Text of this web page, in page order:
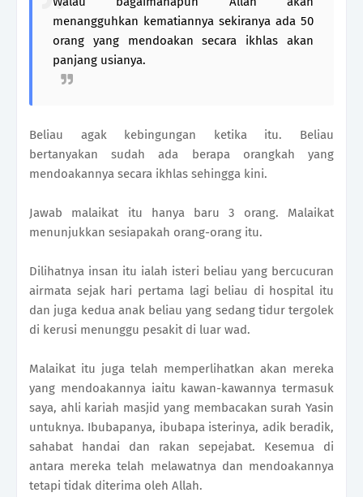
menangguhkan kematiannya sekiranya ada 50
orang yang mendoakan secara ikhlas akan
panjang usianya.
Beliau agak kebingungan ketika itu. Beliau
bertanyakan sudah ada berapa orangkah yang
mendoakannya secara ikhlas sehingga kini.
Jawab malaikat itu hanya baru 3 orang. Malaikat
menunjukkan sesiapakah orang-orang itu.
Dilihatnya insan itu ialah isteri beliau yang bercucuran
airmata sejak hari pertama lagi beliau di hospital itu
dan juga kedua anak beliau yang sedang tidur tergolek
di kerusi menunggu pesakit di luar wad.
Malaikat itu juga telah memperlihatkan akan mereka
yang mendoakannya iaitu kawan-kawannya termasuk
saya, ahli kariah masjid yang membacakan surah Yasin
untuknya. Ibubapanya, ibubapa isterinya, adik beradik,
sahabat handai dan rakan sepejabat. Kesemua di
antara mereka telah melawatnya dan mendoakannya
tetapi tidak diterima oleh Allah.